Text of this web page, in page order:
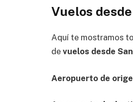
Vuelos
Aquí te mostramos
de vuelos desde
Aeropuerto de